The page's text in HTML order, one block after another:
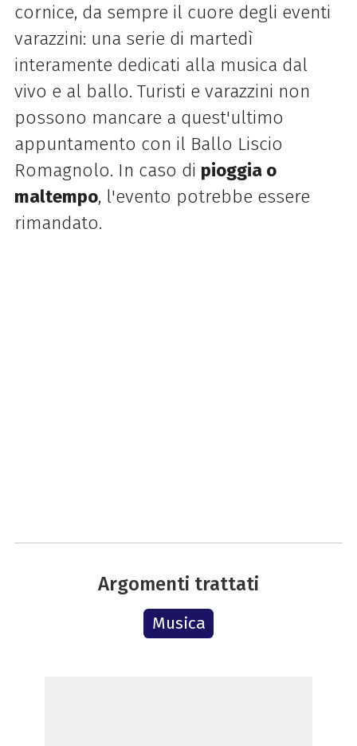
cornice, da sempre il cuore degli eventi
varazzini: una serie di martedì
interamente dedicati alla musica dal
vivo e al ballo. Turisti e varazzini non
possono mancare a quest'ultimo
appuntamento con il Ballo Liscio
Romagnolo. In caso di pioggia o
maltempo, l'evento potrebbe essere
rimandato.
Argomenti trattati
Musica